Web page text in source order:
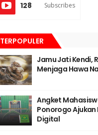
128 Subscribes
TERPOPULER
Jamu Jati Kendi,
Menjaga Hawa
Angket
Ponorogo Ajukan
Digital